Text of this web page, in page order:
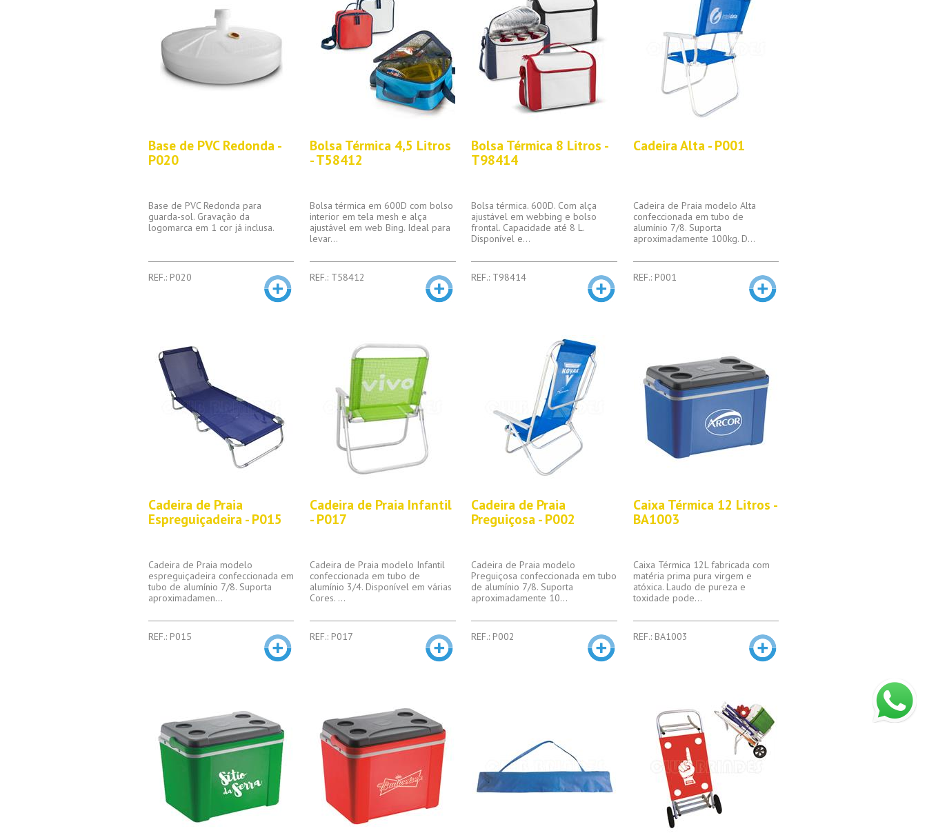
Base de PVC Redonda -
P020
Base de PVC Redonda para
guarda-sol. Gravação da
logomarca em 1 cor já inclusa.
REF.: P020
Bolsa Térmica 4,5 Litros
- T58412
Bolsa térmica em 600D com bolso
interior em tela mesh e alça
ajustável em web Bing. Ideal para
levar...
REF.: T58412
Bolsa Térmica 8 Litros -
T98414
Bolsa térmica. 600D. Com alça
ajustável em webbing e bolso
frontal. Capacidade até 8 L.
Disponível e...
REF.: T98414
Cadeira Alta - P001
Cadeira de Praia modelo Alta
confeccionada em tubo de
alumínio 7/8. Suporta
aproximadamente 100kg. D...
REF.: P001
Cadeira de Praia
Espreguiçadeira - P015
Cadeira de Praia modelo
espreguiçadeira confeccionada em
tubo de alumínio 7/8. Suporta
aproximadamen...
REF.: P015
Cadeira de Praia Infantil
- P017
Cadeira de Praia modelo Infantil
confeccionada em tubo de
alumínio 3/4. Disponível em várias
Cores. ...
REF.: P017
Cadeira de Praia
Preguiçosa - P002
Cadeira de Praia modelo
Preguiçosa confeccionada em tubo
de alumínio 7/8. Suporta
aproximadamente 10...
REF.: P002
Caixa Térmica 12 Litros -
BA1003
Caixa Térmica 12L fabricada com
matéria prima pura virgem e
atóxica. Laudo de pureza e
toxidade pode...
REF.: BA1003